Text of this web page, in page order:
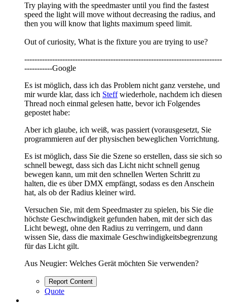
Try playing with the speedmaster until you find the fastest
speed the light will move without decreasing the radius, and
then you will know that lights maximum speed limit.
Out of curiosity, What is the fixture you are trying to use?
------------------------------------------------------------------------------
-----------Google
Es ist möglich, dass ich das Problem nicht ganz verstehe, und
mir wurde klar, dass ich Steffwiederhole, nachdem ich diesen
Thread noch einmal gelesen hatte, bevor ich Folgendes
gepostet habe:
Aber ich glaube, ich weiß, was passiert (vorausgesetzt, Sie
programmieren auf der physischen beweglichen Vorrichtung.
Es ist möglich, dass Sie die Szene so erstellen, dass sie sich so
schnell bewegt, dass sich das Licht nicht schnell genug
bewegen kann, um mit den schnellen Werten Schritt zu
halten, die es über DMX empfängt, sodass es den Anschein
hat, als ob der Radius kleiner wird.
Versuchen Sie, mit dem Speedmaster zu spielen, bis Sie die
höchste Geschwindigkeit gefunden haben, mit der sich das
Licht bewegt, ohne den Radius zu verringern, und dann
wissen Sie, dass die maximale Geschwindigkeitsbegrenzung
für das Licht gilt.
Aus Neugier: Welches Gerät möchten Sie verwenden?
Report Content
Quote